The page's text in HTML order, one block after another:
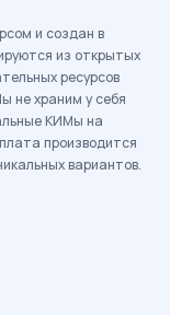
и создан в
из открытых
ресурсов
не храним у себя
КИМы на
производится
вариантов.